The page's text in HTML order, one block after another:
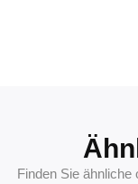
Finden Sie